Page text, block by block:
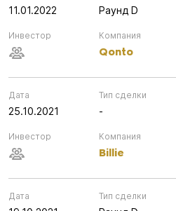
11.01.2022
Компания
Qonto
Инвестор
Раунд D
Дата
25.10.2021
Компания
Billie
Инвестор
Тип сделки
-
Дата Тип сделки